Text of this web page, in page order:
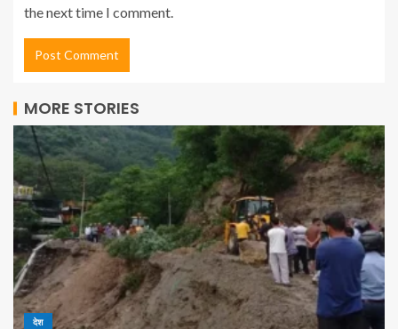
the next time I comment.
MORE STORIES
देश